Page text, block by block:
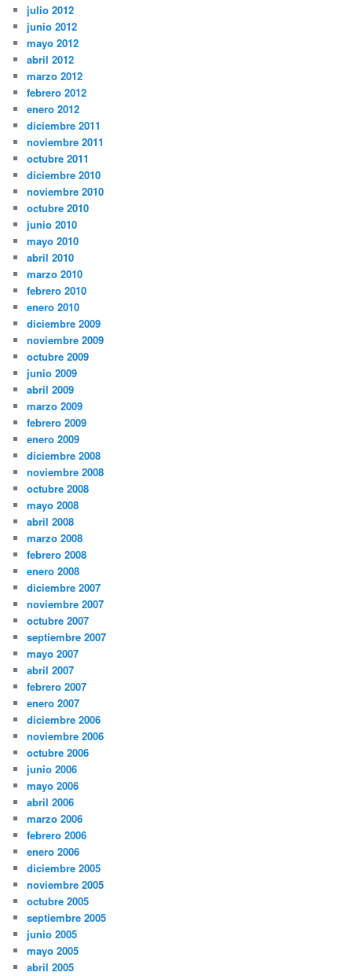
julio 2012
junio 2012
mayo 2012
abril 2012
marzo 2012
febrero 2012
enero 2012
diciembre 2011
noviembre 2011
octubre 2011
diciembre 2010
noviembre 2010
octubre 2010
junio 2010
mayo 2010
abril 2010
marzo 2010
febrero 2010
enero 2010
diciembre 2009
noviembre 2009
octubre 2009
junio 2009
abril 2009
marzo 2009
febrero 2009
enero 2009
diciembre 2008
noviembre 2008
octubre 2008
mayo 2008
abril 2008
marzo 2008
febrero 2008
enero 2008
diciembre 2007
noviembre 2007
octubre 2007
septiembre 2007
mayo 2007
abril 2007
febrero 2007
enero 2007
diciembre 2006
noviembre 2006
octubre 2006
junio 2006
mayo 2006
abril 2006
marzo 2006
febrero 2006
enero 2006
diciembre 2005
noviembre 2005
octubre 2005
septiembre 2005
junio 2005
mayo 2005
abril 2005